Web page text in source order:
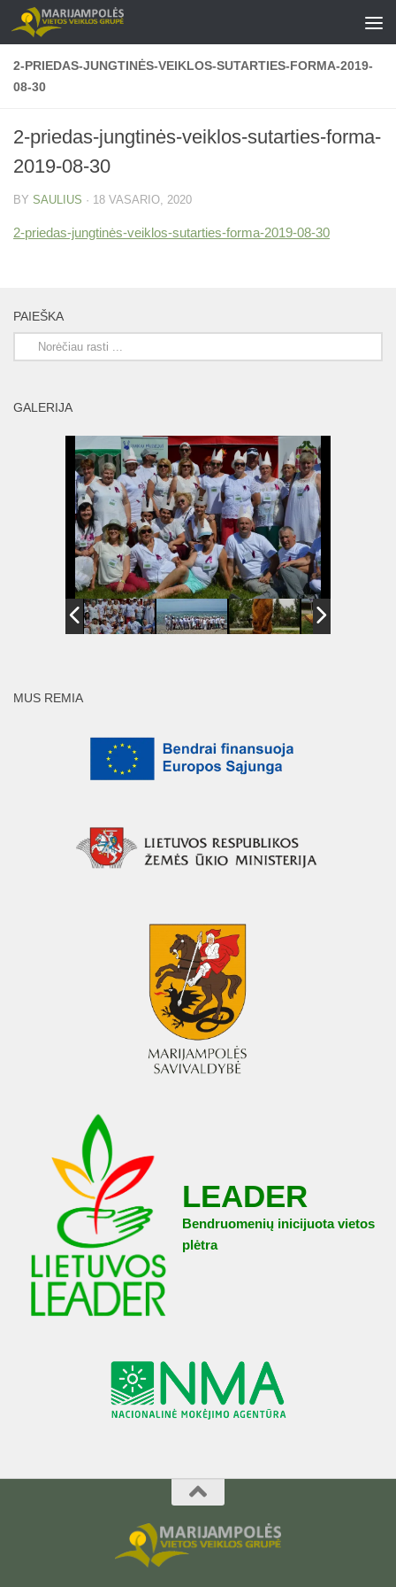
Skip to content
2-PRIEDAS-JUNGTINĖS-VEIKLOS-SUTARTIES-FORMA-2019-
08-30
2-priedas-jungtinės-veiklos-sutarties-forma-
2019-08-30
BY SAULIUS · 18 VASARIO, 2020
2-priedas-jungtinės-veiklos-sutarties-forma-2019-08-30
PAIEŠKA
GALERIJA
MUS REMIA
LEADER
Bendruomenių inicijuota vietos
plėtra